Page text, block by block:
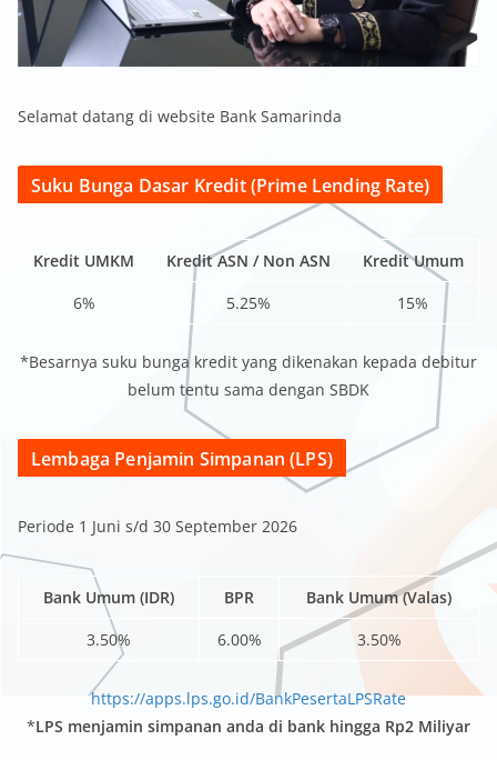
Selamat datang di website Bank Samarinda
Suku Bunga Dasar Kredit (Prime Lending Rate)
Kredit UMKM Kredit ASN / Non ASN
Kredit Umum
6%
5.25% 15%
*Besarnya suku bunga kredit yang dikenakan kepada debitur
belum tentu sama dengan SBDK
Lembaga Penjamin Simpanan (LPS)
Periode 1 Juni s/d 30 September 2026
Bank Umum (IDR) BPR
Bank Umum (Valas)
3.50%
6.00% 3.50%
https://apps.lps.go.id/BankPesertaLPSRate
*LPS menjamin simpanan anda di bank hingga Rp2 Miliyar